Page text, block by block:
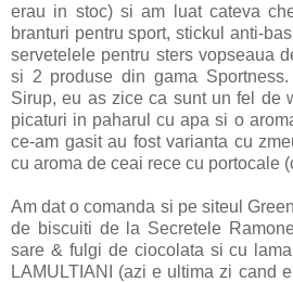
erau in stoc) si am luat cateva
branturi pentru sport, stickul anti-
servetelele pentru sters vopseaua
si 2 produse din gama
Sirup, eu as zice ca sunt un fel de
picaturi in paharul cu apa si o
ce-am gasit au fost varianta cu
cu aroma de ceai rece cu portocale
Am dat o comanda si pe siteul
de biscuiti de la Secretele
sare & fulgi de ciocolata si cu
LAMULTIANI (azi e ultima zi cand